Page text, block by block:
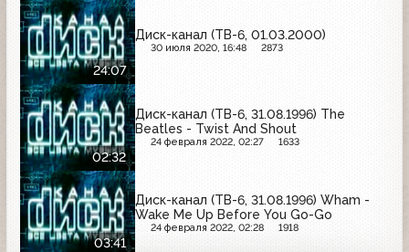
24:07
Диск-канал (ТВ-6, 01.03.2000)
30 июля 2020, 16:48 2873
02:32
Диск-канал (ТВ-6, 31.08.1996) The
Beatles - Twist And Shout
24 февраля 2022, 02:27 1633
03:41
Диск-канал (ТВ-6, 31.08.1996) Wham -
Wake Me Up Before You Go-Go
24 февраля 2022, 02:28 1918